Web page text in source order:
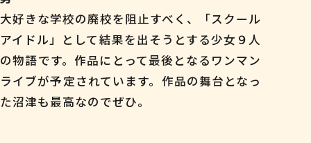
大好きな学校の廃校を阻止すべく、「スクール
アイドル」として結果を出そうとする少女９人
の物語です。作品にとって最後となるワンマン
ライブが予定されています。作品の舞台となっ
た沼津も最高なのでぜひ。